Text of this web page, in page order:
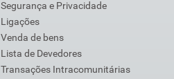
Segurança e Privacidade
Ligações
Venda de bens
Lista de Devedores
Transações Intracomunitárias